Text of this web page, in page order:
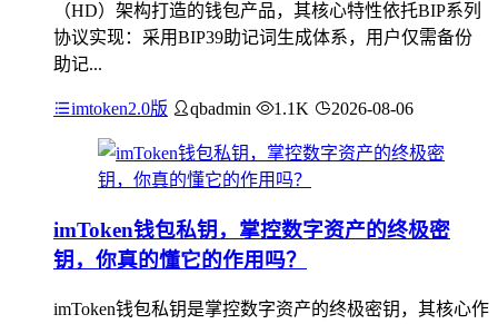
（HD）架构打造的钱包产品，其核心特性依托BIP系列
协议实现：采用BIP39助记词生成体系，用户仅需备份
助记...
imtoken2.0版 qbadmin 1.1K 2026-08-06
imToken钱包私钥，掌控数字资产的终极密
钥，你真的懂它的作用吗？
imToken钱包私钥是掌控数字资产的终极密钥，其核心作